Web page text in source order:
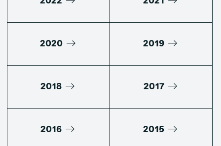
2020 2019
2018 2017
2016 2015